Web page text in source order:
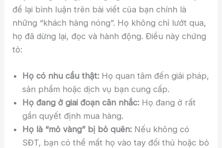
để lại bình luận trên bài viết của bạn chính là
những “khách hàng nóng”. Họ không chỉ lướt qua,
họ đã dừng lại, đọc và hành động. Điều này chứng
tỏ:
Họ có nhu cầu thật: Họ quan tâm đến giải pháp,
sản phẩm hoặc dịch vụ bạn cung cấp.
Họ đang ở giai đoạn cân nhắc: Họ đang ở rất
gần quyết định mua hàng.
Họ là “mỏ vàng” bị bỏ quên: Nếu không có
SĐT, bạn có thể mất họ vào tay đối thủ hoặc bỏ